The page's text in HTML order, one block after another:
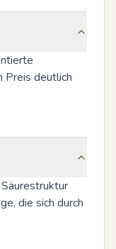
Preis deutlich
die sich durch